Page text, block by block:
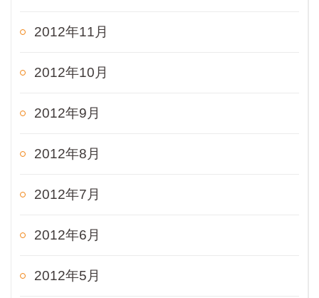
2012年11月
2012年10月
2012年9月
2012年8月
2012年7月
2012年6月
2012年5月